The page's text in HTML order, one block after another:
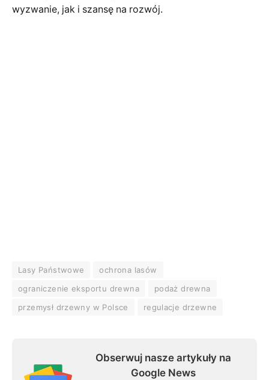
wyzwanie, jak i szansę na rozwój.
Lasy Państwowe
ochrona lasów
ograniczenie eksportu drewna
podaż drewna
przemysł drzewny w Polsce
regulacje drzewne
Obserwuj nasze artykuły na
Google News